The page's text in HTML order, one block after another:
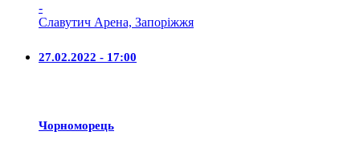
-
Славутич Арена, Запоріжжя
27.02.2022 - 17:00
Чорноморець